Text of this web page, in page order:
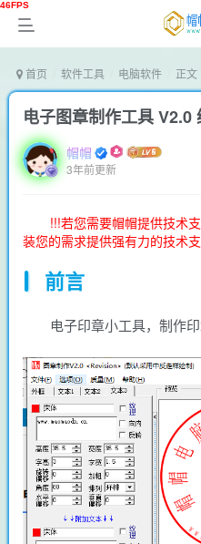
首页 软件工具 电脑软件 正文
电子图章制作工具 V2.0
帽帽
3年前更新
!!!若您需要帽帽提供技术
装您的需求提供强有力的技术支
前言
电子印章小工具，制作